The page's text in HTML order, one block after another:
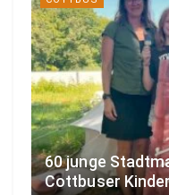
60 junge
Cottbuser